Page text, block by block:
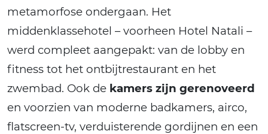
metamorfose ondergaan. Het
middenklassehotel – voorheen Hotel Natali –
werd compleet aangepakt: van de lobby en
fitness tot het ontbijtrestaurant en het
zwembad. Ook de kamers zijn gerenoveerd
en voorzien van moderne badkamers, airco,
flatscreen-tv, verduisterende gordijnen en een